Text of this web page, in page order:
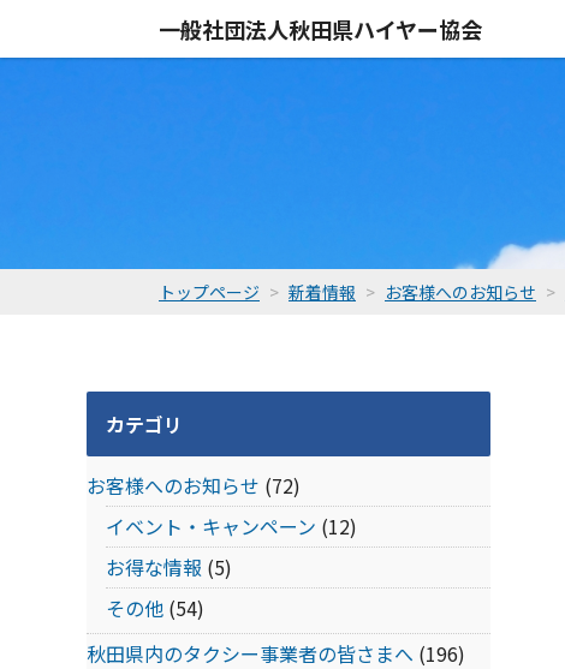
一般社団法人秋田県ハイヤー協会
トップページ 新着情報 お客様へのお知らせ
カテゴリ
お客様へのお知らせ (72)
イベント・キャンペーン (12)
お得な情報 (5)
その他 (54)
秋田県内のタクシー事業者の皆さまへ (196)